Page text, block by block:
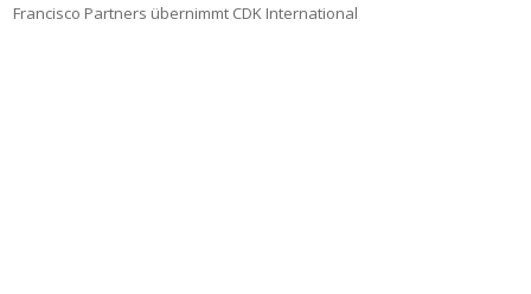
Francisco Partners übernimmt CDK International